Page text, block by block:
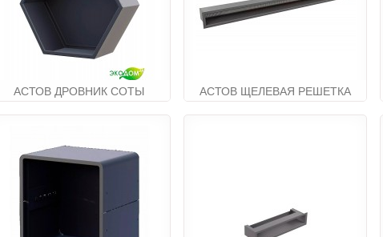
АСТОВ ДРОВНИК СОТЫ
(компоненты)
АСТОВ ЩЕЛЕВАЯ РЕШЕТКА
РПТС 120Х6